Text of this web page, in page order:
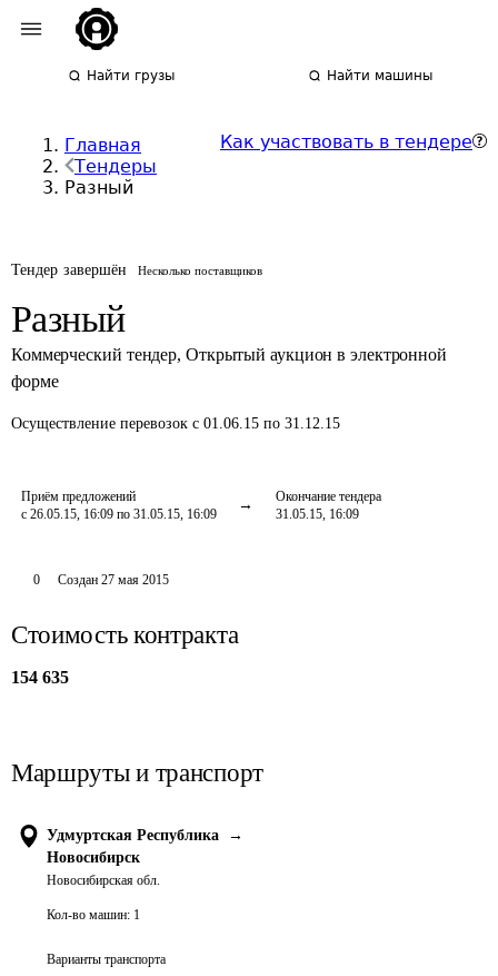
Найти грузы Найти машины
Главная
Тендеры
Разный
Как участвовать в тендере
Тендер завершён Несколько поставщиков
Разный
Коммерческий тендер, Открытый аукцион в электронной
форме
Осуществление перевозок с 01.06.15 по 31.12.15
Приём предложений
с 26.05.15, 16:09 по 31.05.15, 16:09
Окончание тендера
31.05.15, 16:09
0 Создан 27 мая 2015
Стоимость контракта
154 635
Маршруты и транспорт
Удмуртская Республика
→
Новосибирск
Новосибирская обл.
Кол-во машин: 1
Варианты транспорта